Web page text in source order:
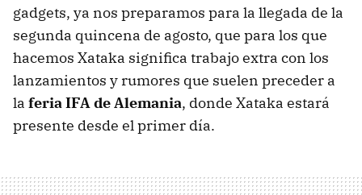
gadgets, ya nos preparamos para la llegada de la
segunda quincena de agosto, que para los que
hacemos Xataka significa trabajo extra con los
lanzamientos y rumores que suelen preceder a
la feria IFA de Alemania, donde Xataka estará
presente desde el primer día.